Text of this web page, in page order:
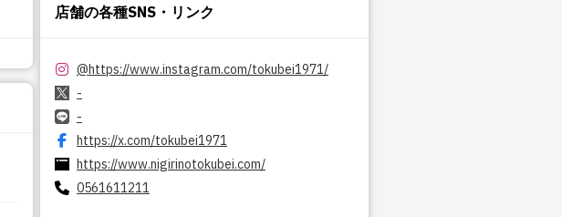
店舗の各種SNS・リンク
@https://www.instagram.com/tokubei1971/
-
-
https://x.com/tokubei1971
https://www.nigirinotokubei.com/
0561611211